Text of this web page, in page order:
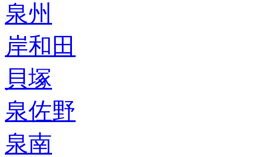
泉州
岸和田
貝塚
泉佐野
泉南